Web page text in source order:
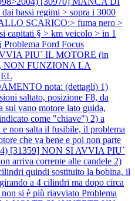
bassi regimi > sopra i 3000
SCARICO:> fuma nero >
capitati § > km veicolo > in 1
Problema Ford Focus
PIU` IL MOTORE (in
NON FUNZIONA LA
nota: (dettagli) 1)
saltato, posizione F8, da
sul vano motore lato guida,
come "chiave") 2) a
non salta il fusibile, il problema
che va bene e poi non parte
[31359] NON SI AVVIA PIU`
arriva corrente alle candele 2)
quindi sostituito la bobina, il
a 4 cilindri ma dopo circa
si è più riavviato Problema